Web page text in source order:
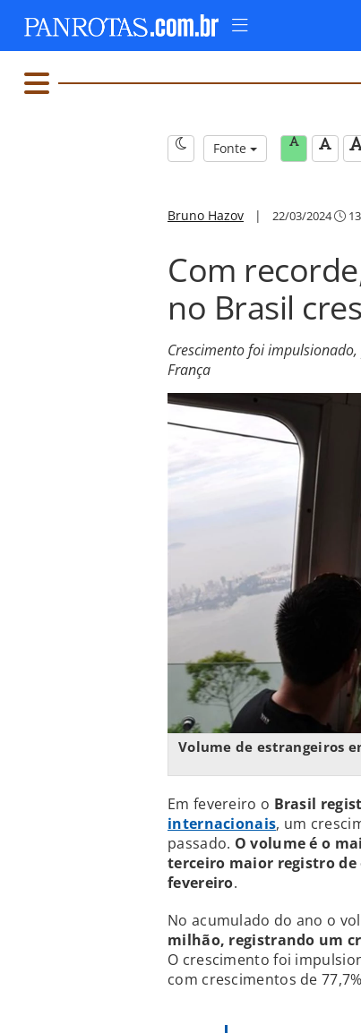
Fonte
Bruno Hazov | 22/03/2024
Com
no Brasil
Crescimento foi
França
Volume de estrangeiros
Em fevereiro o Brasil
internacionais, um
passado. O volume é o
terceiro maior registro de
fevereiro.
No acumulado do ano o
milhão, registrando um
O crescimento foi
com crescimentos de